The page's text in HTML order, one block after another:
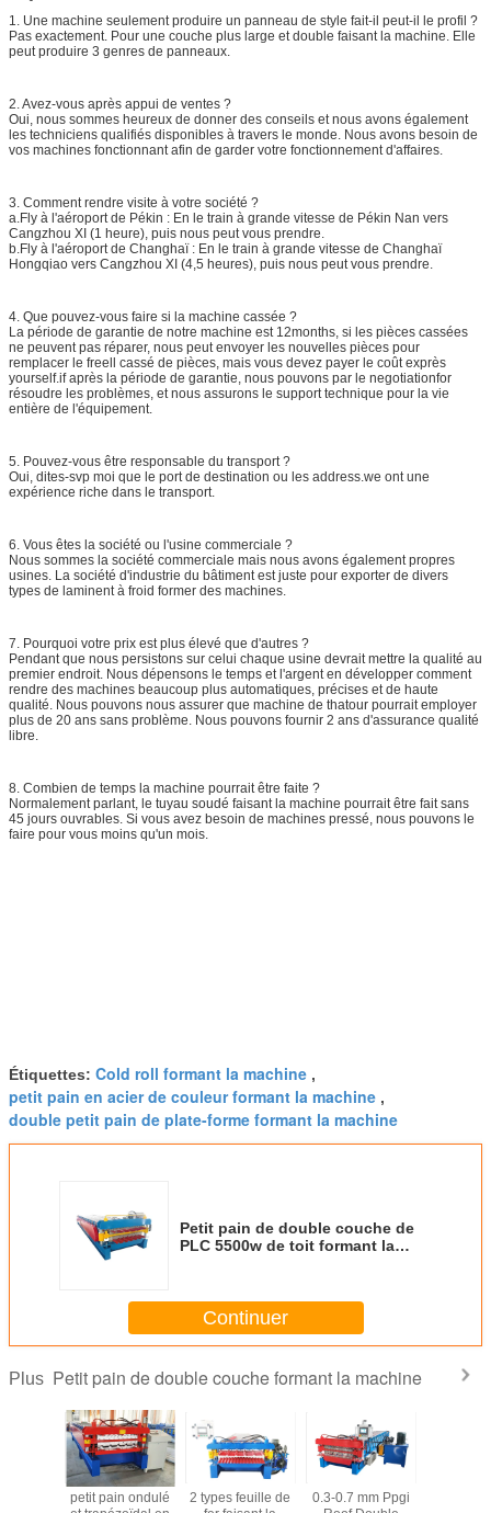
1. Une machine seulement produire un panneau de style fait-il peut-il le profil ?
Pas exactement. Pour une couche plus large et double faisant la machine. Elle
peut produire 3 genres de panneaux.
2. Avez-vous après appui de ventes ?
Oui, nous sommes heureux de donner des conseils et nous avons également
les techniciens qualifiés disponibles à travers le monde. Nous avons besoin de
vos machines fonctionnant afin de garder votre fonctionnement d'affaires.
3. Comment rendre visite à votre société ?
a.Fly à l'aéroport de Pékin : En le train à grande vitesse de Pékin Nan vers
Cangzhou XI (1 heure), puis nous peut vous prendre.
b.Fly à l'aéroport de Changhaï : En le train à grande vitesse de Changhaï
Hongqiao vers Cangzhou XI (4,5 heures), puis nous peut vous prendre.
4. Que pouvez-vous faire si la machine cassée ?
La période de garantie de notre machine est 12months, si les pièces cassées
ne peuvent pas réparer, nous peut envoyer les nouvelles pièces pour
remplacer le freell cassé de pièces, mais vous devez payer le coût exprès
yourself.if après la période de garantie, nous pouvons par le negotiationfor
résoudre les problèmes, et nous assurons le support technique pour la vie
entière de l'équipement.
5. Pouvez-vous être responsable du transport ?
Oui, dites-svp moi que le port de destination ou les address.we ont une
expérience riche dans le transport.
6. Vous êtes la société ou l'usine commerciale ?
Nous sommes la société commerciale mais nous avons également propres
usines. La société d'industrie du bâtiment est juste pour exporter de divers
types de laminent à froid former des machines.
7. Pourquoi votre prix est plus élevé que d'autres ?
Pendant que nous persistons sur celui chaque usine devrait mettre la qualité au
premier endroit. Nous dépensons le temps et l'argent en développer comment
rendre des machines beaucoup plus automatiques, précises et de haute
qualité. Nous pouvons nous assurer que machine de thatour pourrait employer
plus de 20 ans sans problème. Nous pouvons fournir 2 ans d'assurance qualité
libre.
8. Combien de temps la machine pourrait être faite ?
Normalement parlant, le tuyau soudé faisant la machine pourrait être fait sans
45 jours ouvrables. Si vous avez besoin de machines pressé, nous pouvons le
faire pour vous moins qu'un mois.
Étiquettes: Cold roll formant la machine ,
petit pain en acier de couleur formant la machine ,
double petit pain de plate-forme formant la machine
Petit pain de double couche de
PLC 5500w de toit formant la
Continuer
Plus Petit pain de double couche formant la machine
petit pain ondulé
2 types feuille de
0.3-0.7 mm Ppgi